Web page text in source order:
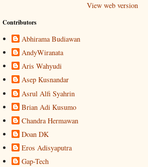
View web version
Contributors
Abhirama Budiawan
AndyWiranata
Aris Wahyudi
Asep Kusnandar
Asrul Alfi Syahrin
Brian Adi Kusumo
Chandra Hermawan
Doan DK
Eros Adisyaputra
Gap-Tech